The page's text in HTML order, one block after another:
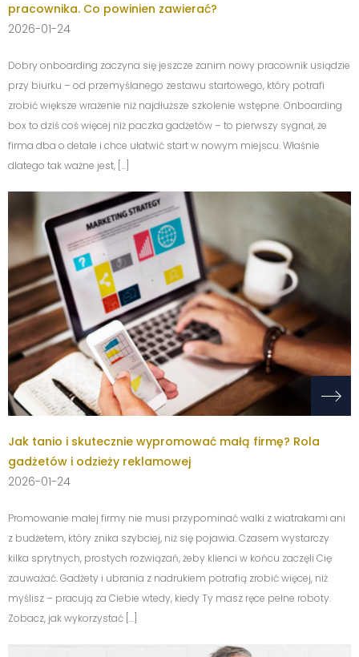
pracownika. Co powinien zawierać?
2026-01-24
Dobry onboarding zaczyna się jeszcze zanim nowy pracownik usiądzie
przy biurku – od przemyślanego zestawu startowego, który potrafi
zrobić większe wrażenie niż najdłuższe szkolenie wstępne. Onboarding
box to dziś coś więcej niż paczka gadżetów – to pierwszy sygnał, że
firma dba o detale i chce ułatwić start w nowym miejscu. Właśnie
dlatego tak ważne jest, […]
Jak tanio i skutecznie wypromować małą firmę? Rola
gadżetów i odzieży reklamowej
2026-01-24
Promowanie małej firmy nie musi przypominać walki z wiatrakami ani
z budżetem, który znika szybciej, niż się pojawia. Czasem wystarczy
kilka sprytnych, prostych rozwiązań, żeby klienci w końcu zaczęli Cię
zauważać. Gadżety i ubrania z nadrukiem potrafią zrobić więcej, niż
myślisz – pracują za Ciebie wtedy, kiedy Ty masz ręce pełne roboty.
Zobacz, jak wykorzystać […]